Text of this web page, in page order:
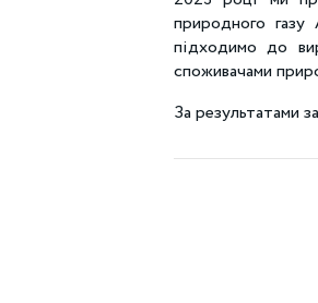
природного газу
підходимо до
споживачами
За результатами